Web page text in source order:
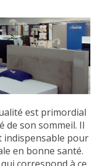
est primordial
de son sommeil. Il
indispensable pour
en bonne santé.